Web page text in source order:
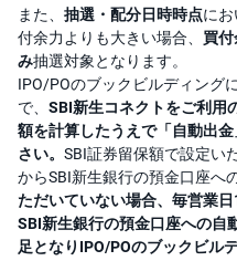
また、 抽選・配分日時時点に
付余力よりも大きい場合、 買
み抽選対象となります。
IPO/POのブックビルディング
で、 SBI新生コネクトをご利用
額を計算したうえで「自動出
さい。 SBI証券留保額で設定い
からSBI新生銀行の預金口座へ
ただいていない場合、毎営業
SBI新生銀行の預金口座への自
足となりIPO/POのブックビル